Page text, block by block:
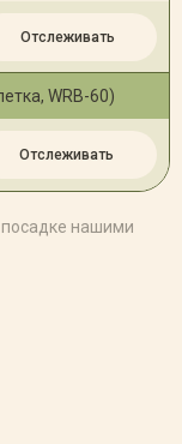
Отслеживать
WRB-60)
Отслеживать
нашими